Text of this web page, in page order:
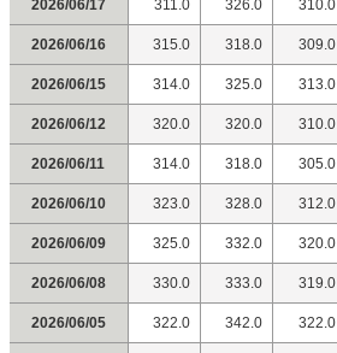
2026/06/17 311.0 326.0 310.0
2026/06/16 315.0 318.0 309.0
2026/06/15 314.0 325.0 313.0
2026/06/12 320.0 320.0 310.0
2026/06/11 314.0 318.0 305.0
2026/06/10 323.0 328.0 312.0
2026/06/09 325.0 332.0 320.0
2026/06/08 330.0 333.0 319.0
2026/06/05 322.0 342.0 322.0